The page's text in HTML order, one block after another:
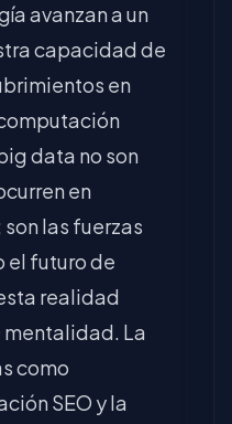
avanzan a un
capacidad de
en
data no son
en
las fuerzas
el futuro de
realidad
mentalidad. La
como
SEO y la